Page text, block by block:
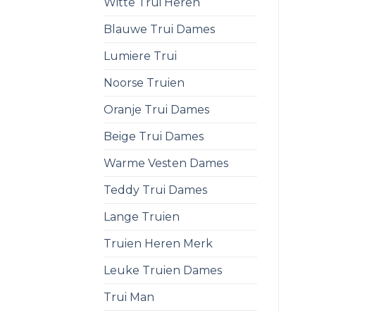
Blauwe Trui Dames
Lumiere Trui
Noorse Truien
Oranje Trui Dames
Beige Trui Dames
Warme Vesten Dames
Teddy Trui Dames
Lange Truien
Truien Heren Merk
Leuke Truien Dames
Trui Man